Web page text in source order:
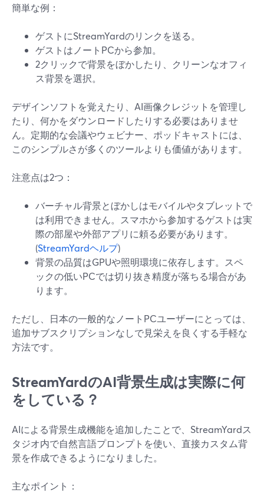
簡単な例：
ゲストにStreamYardのリンクを送る。
ゲストはノートPCから参加。
2クリックで背景をぼかしたり、クリーンなオフィ
ス背景を選択。
デザインソフトを覚えたり、AI画像クレジットを管理し
たり、何かをダウンロードしたりする必要はありませ
ん。定期的な会議やウェビナー、ポッドキャストには、
このシンプルさが多くのツールよりも価値があります。
注意点は2つ：
バーチャル背景とぼかしはモバイルやタブレットで
は利用できません。スマホから参加するゲストは実
際の部屋や外部アプリに頼る必要があります。
(StreamYardヘルプ)
背景の品質はGPUや照明環境に依存します。スペ
ックの低いPCでは切り抜き精度が落ちる場合があ
ります。
ただし、日本の一般的なノートPCユーザーにとっては、
追加サブスクリプションなしで見栄えを良くする手軽な
方法です。
StreamYardのAI背景生成は実際に何
をしている？
AIによる背景生成機能を追加したことで、StreamYardス
タジオ内で自然言語プロンプトを使い、直接カスタム背
景を作成できるようになりました。
主なポイント：